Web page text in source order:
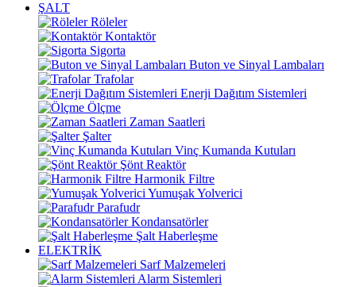
ŞALT
Röleler
Kontaktör
Sigorta
Buton ve Sinyal Lambaları
Trafolar
Enerji Dağıtım Sistemleri
Ölçme
Zaman Saatleri
Şalter
Vinç Kumanda Kutuları
Şönt Reaktör
Harmonik Filtre
Yumuşak Yolverici
Parafudr
Kondansatörler
Şalt Haberleşme
ELEKTRİK
Sarf Malzemeleri
Alarm Sistemleri